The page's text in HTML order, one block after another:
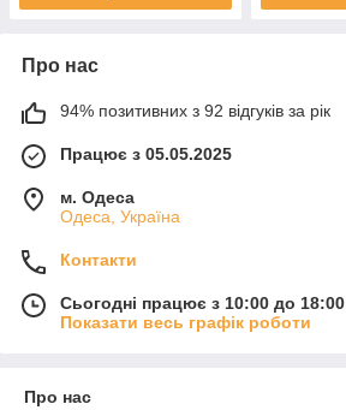
Про нас
94% позитивних з 92 відгуків за рік
Працює з 05.05.2025
м. Одеса
Одеса, Україна
Контакти
Сьогодні працює з 10:00 до 18:00
Показати весь графік роботи
Про нас